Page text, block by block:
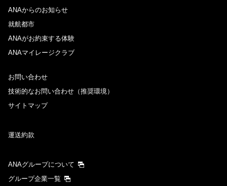
ANAからのお知らせ
就航都市
ANAがお約束する体験
ANAマイレージクラブ
お問い合わせ
技術的なお問い合わせ（推奨環境）
サイトマップ
運送約款
ANAグループについて
グループ企業一覧